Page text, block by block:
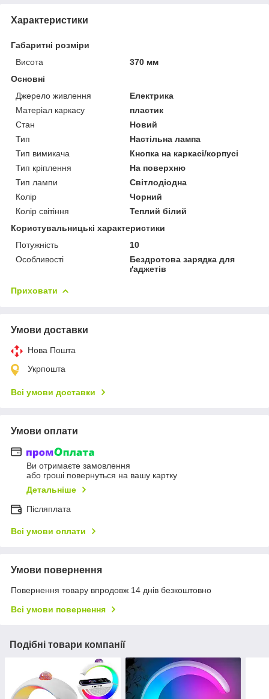
Характеристики
Габаритні розміри
Висота
370 мм
Основні
Джерело живлення
Електрика
Матеріал каркасу
пластик
Стан
Новий
Тип
Настільна лампа
Тип вимикача
Кнопка на каркасі/корпусі
Тип кріплення
На поверхню
Тип лампи
Світлодіодна
Колір
Чорний
Колір світіння
Теплий білий
Користувальницькі характеристики
Потужність
10
Особливості
Бездротова зарядка для
ґаджетів
Приховати
Умови доставки
Нова Пошта
Укрпошта
Всі умови доставки
Умови оплати
Ви отримаєте замовлення
або гроші повернуться на вашу картку
Детальніше
Післяплата
Всі умови оплати
Умови повернення
Повернення товару впродовж 14 днів безкоштовно
Всі умови повернення
Подібні товари компанії